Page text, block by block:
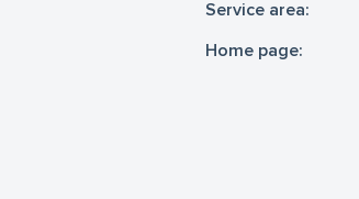
Service area:
Home page: